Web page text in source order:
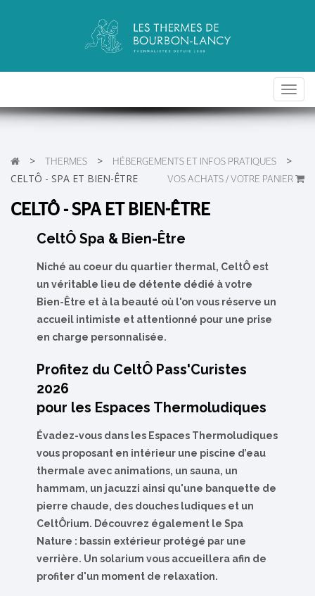
> THERMES > HÉBERGEMENTS ET INFOS PRATIQUES
>
CELTÔ - SPA ET BIEN-ÊTRE
VOS ACHATS / VOTRE PANIER
CELTÔ - SPA ET BIEN-ÊTRE
CeltÔ Spa & Bien-Être
Niché au coeur du quartier thermal, CeltÔ est
un véritable lieu de détente dédié à votre
Bien-Être et à la beauté où l'on vous réserve un
accueil intimiste et attentionné pour une prise
en charge personnalisée.
Profitez du CeltÔ Pass'Curistes
2026
pour les Espaces Thermoludiques
Évadez-vous dans les Espaces Thermoludiques
vous proposant en intérieur une piscine d’eau
thermale avec animations, un sauna, un
hammam, un jacuzzi ainsi qu'une banquette de
pierre chaude, des douches ludiques et un
CeltÔrium. Découvrez également le Spa
Nature : bassin extérieur protégé par une
verrière. Un solarium vous accueillera afin de
profiter d'un moment de relaxation.